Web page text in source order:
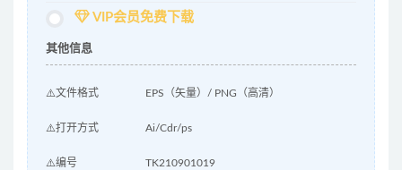
VIP会员免费下载
其他信息
⚠️文件格式 EPS（矢量）/ PNG（高清）
⚠️打开方式 Ai/Cdr/ps
⚠️编号 TK210901019